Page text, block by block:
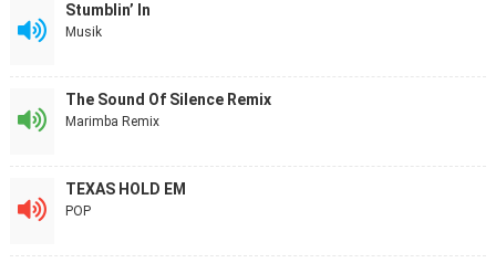
Stumblin’ In
Musik
The Sound Of Silence Remix
Marimba Remix
TEXAS HOLD EM
POP